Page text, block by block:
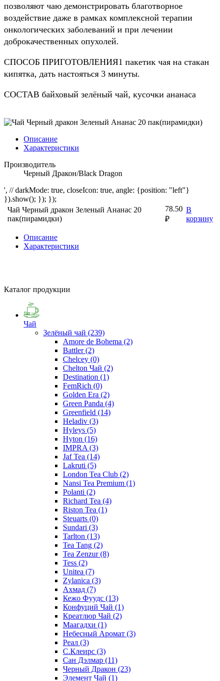
позволяют чаю демонстрировать благотворное
воздействие даже в рамках комплексной терапии
онкологических заболеваний и при лечении
доброкачественных опухолей.
СПОСОБ ПРИГОТОВЛЕНИЯ1 пакетик чая на стакан
кипятка, дать настояться 3 минуты.
СОСТАВ байховый зелёный чай, кусочки ананаса
Описание
Характеристики
Производитель
Черный Дракон/Black Dragon
', // darkMode: true, closeIcon: true, angle: {position: "left"}
}).show(); }); });
Чай Черный дракон Зеленый Ананас 20
пак(пирамидки)
78.50
₽
В
корзину
Описание
Характеристики
Каталог продукции
Чай
Зелёный чай (239)
Amore de Bohema (2)
Battler(2)
Chelcey (0)
Chelton Чай (2)
Destination (1)
FemRich (0)
Golden Era (2)
Green Panda (4)
Greenfield (14)
Heladiv (3)
Hyleys (5)
Hyton (16)
IMPRA (3)
Jaf Tea (14)
Lakruti (5)
London Tea Club (2)
Nansi Tea Premium (1)
Polanti (2)
Richard Tea (4)
Riston Tea (1)
Steuarts (0)
Sundari (3)
Tarlton (13)
Tea Tang (2)
Tea Zenzur(8)
Tess (2)
Unitea (7)
Zylanica (3)
Ахмад (7)
Кежо Фуудс (13)
Конфуций Чай (1)
Креатлюр Чай (2)
Маагадхи (1)
Небесный Аромат (3)
Реал (3)
С.Клеирс (3)
Сан Дэлмар (11)
Черный Дракон (23)
Элемент Чай (1)